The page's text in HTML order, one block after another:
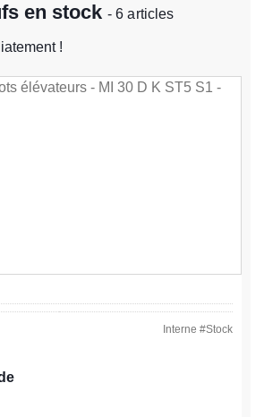
en stock- 6 articles
!
Interne #Stock